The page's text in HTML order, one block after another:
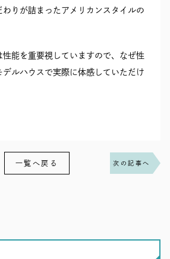
わりが詰まったアメリカンスタイルの
能を重要視していますので、なぜ性
ルハウスで実際に体感していただけ
一覧へ戻る 次の記事へ